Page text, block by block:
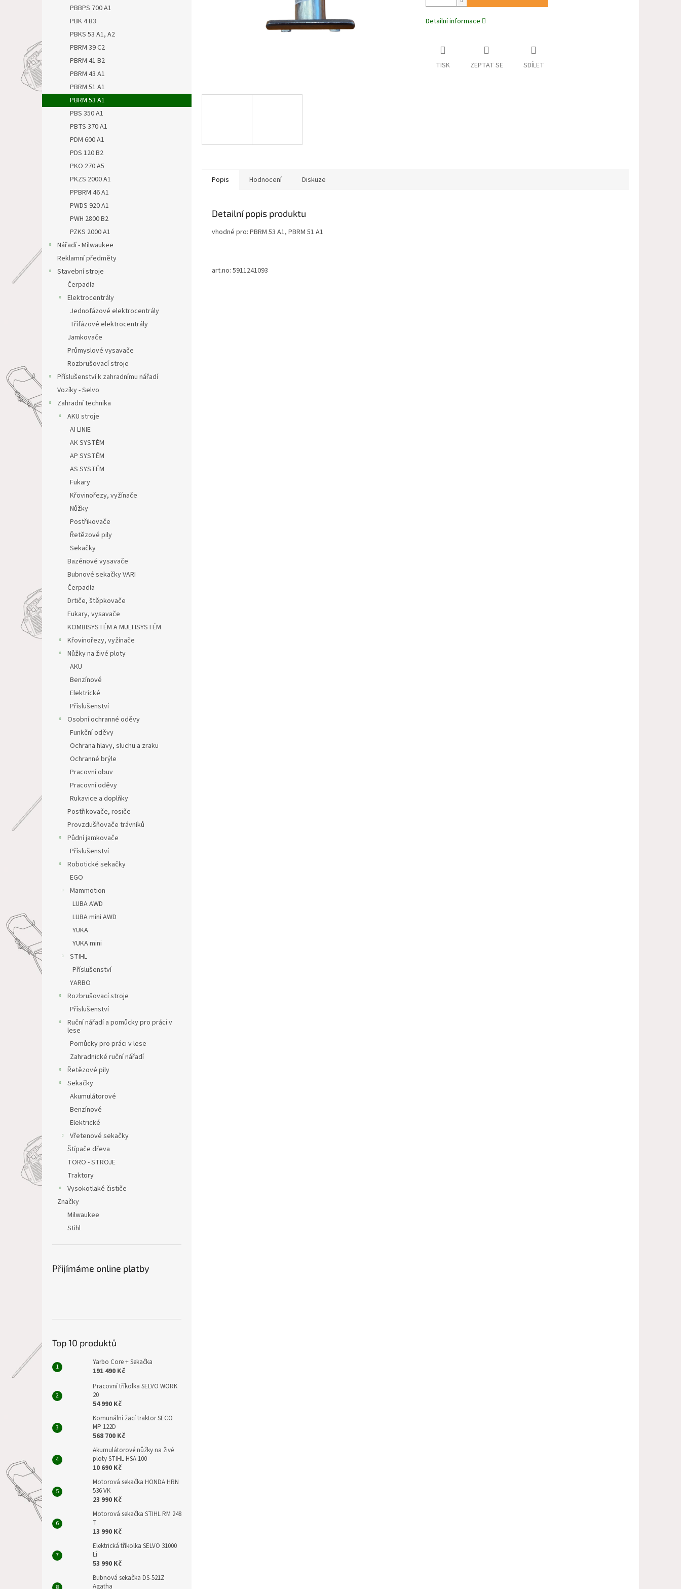
PBBPS 700 A1
PBK 4 B3
PBKS 53 A1, A2
PBRM 39 C2
PBRM 41 B2
PBRM 43 A1
PBRM 51 A1
PBRM 53 A1
PBS 350 A1
PBTS 370 A1
PDM 600 A1
PDS 120 B2
PKO 270 A5
PKZS 2000 A1
PPBRM 46 A1
PWDS 920 A1
PWH 2800 B2
PZKS 2000 A1
Nářadí - Milwaukee
Reklamní předměty
Stavební stroje
Čerpadla
Elektrocentrály
Jednofázové elektrocentrály
Třífázové elektrocentrály
Jamkovače
Průmyslové vysavače
Rozbrušovací stroje
Příslušenství k zahradnímu nářadí
Vozíky - Selvo
Zahradní technika
AKU stroje
AI LINIE
AK SYSTÉM
AP SYSTÉM
AS SYSTÉM
Fukary
Křovinořezy, vyžínače
Nůžky
Postřikovače
Řetězové pily
Sekačky
Bazénové vysavače
Bubnové sekačky VARI
Čerpadla
Drtiče, štěpkovače
Fukary, vysavače
KOMBISYSTÉM A MULTISYSTÉM
Křovinořezy, vyžínače
Nůžky na živé ploty
AKU
Benzínové
Elektrické
Příslušenství
Osobní ochranné oděvy
Funkční oděvy
Ochrana hlavy, sluchu a zraku
Ochranné brýle
Pracovní obuv
Pracovní oděvy
Rukavice a doplňky
Postřikovače, rosiče
Provzdušňovače trávníků
Půdní jamkovače
Příslušenství
Robotické sekačky
EGO
Mammotion
LUBA AWD
LUBA mini AWD
YUKA
YUKA mini
STIHL
Příslušenství
YARBO
Rozbrušovací stroje
Příslušenství
Ruční nářadí a pomůcky pro práci v
lese
Pomůcky pro práci v lese
Zahradnické ruční nářadí
Řetězové pily
Sekačky
Akumulátorové
Benzínové
Elektrické
Vřetenové sekačky
Štípače dřeva
TORO - STROJE
Traktory
Vysokotlaké čističe
Značky
Milwaukee
Stihl
Přijímáme online platby
Top 10 produktů
Yarbo Core + Sekačka
191 490 Kč
Pracovní tříkolka SELVO WORK
20
54 990 Kč
Komunální žací traktor SECO
MP 122D
568 700 Kč
Akumulátorové nůžky na živé
ploty STIHL HSA 100
10 690 Kč
Motorová sekačka HONDA HRN
536 VK
23 990 Kč
Motorová sekačka STIHL RM 248
T
13 990 Kč
Elektrická tříkolka SELVO 31000
Li
53 990 Kč
Bubnová sekačka DS-521Z
Agatha
Detailní informace
TISK ZEPTAT SE SDÍLET
Popis Hodnocení Diskuze
Detailní popis produktu
vhodné pro: PBRM 53 A1, PBRM 51 A1
art.no: 5911241093